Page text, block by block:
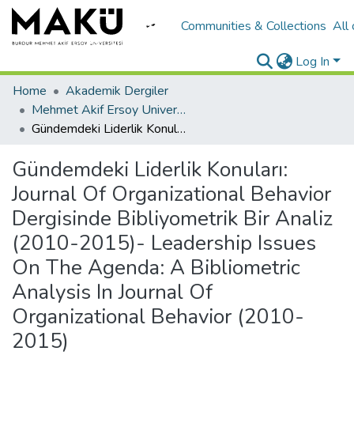
Communities & Collections All
Log In
Home
Akademik Dergiler
Mehmet Akif Ersoy University Journal of Social Sciences Institute
Gündemdeki Liderlik Konuları: Journal Of Organizational Behavior Dergisinde Bibliyometrik Bir Analiz (2010-2015)- Leadership Issues On The Agenda: A Bibliometric Analysis In Journal Of Organizational Behavior (2010-2015)
Gündemdeki Liderlik Konuları:
Journal Of Organizational Behavior
Dergisinde Bibliyometrik Bir Analiz
(2010-2015)- Leadership Issues
On The Agenda: A Bibliometric
Analysis In Journal Of
Organizational Behavior (2010-
2015)